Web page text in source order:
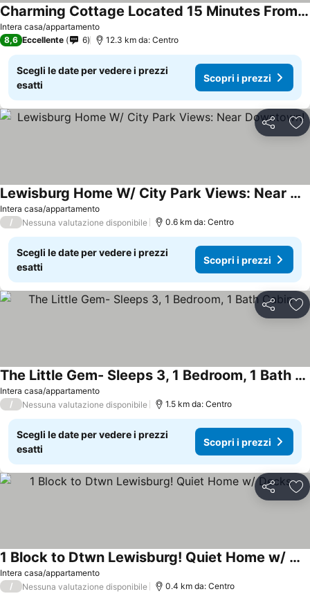
Intera casa/appartamento
Charming Cottage Located 15 Minutes From Columbia, Tn
8,6 Eccellente 6 12.3 km da: Centro
Scegli le date per vedere i prezzi
esatti
Scopri i prezzi
Condividi
Intera casa/appartamento
Lewisburg Home W/ City Park Views: Near Downtown!
/ Nessuna valutazione disponibile 0.6 km da: Centro
Scegli le date per vedere i prezzi
esatti
Scopri i prezzi
Condividi
Intera casa/appartamento
The Little Gem- Sleeps 3, 1 Bedroom, 1 Bath Cabin
/ Nessuna valutazione disponibile 1.5 km da: Centro
Scegli le date per vedere i prezzi
esatti
Scopri i prezzi
Condividi
Intera casa/appartamento
1 Block to Dtwn Lewisburg! Quiet Home w/ Decks
/ Nessuna valutazione disponibile 0.4 km da: Centro